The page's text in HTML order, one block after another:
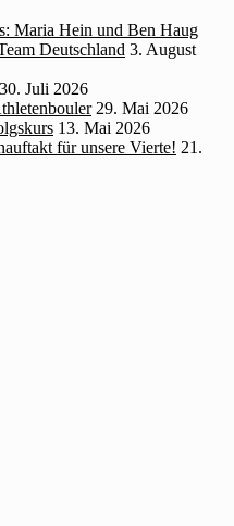
Maria Hein und Ben Haug
Deutschland 3. August
30. Juli 2026
29. Mai 2026
13. Mai 2026
für unsere Vierte! 21.